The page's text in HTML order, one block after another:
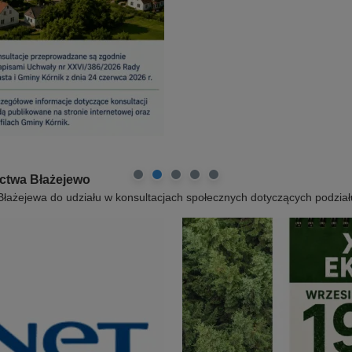
się na rynku w Kórniku, aby wspólnie świętować ekologię,